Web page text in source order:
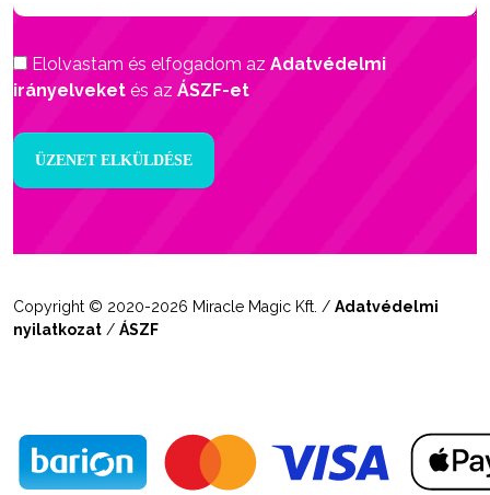
Elolvastam és elfogadom az Adatvédelmi
irányelveket és az ÁSZF-et
Copyright © 2020-2026 Miracle Magic Kft. / Adatvédelmi
nyilatkozat / ÁSZF